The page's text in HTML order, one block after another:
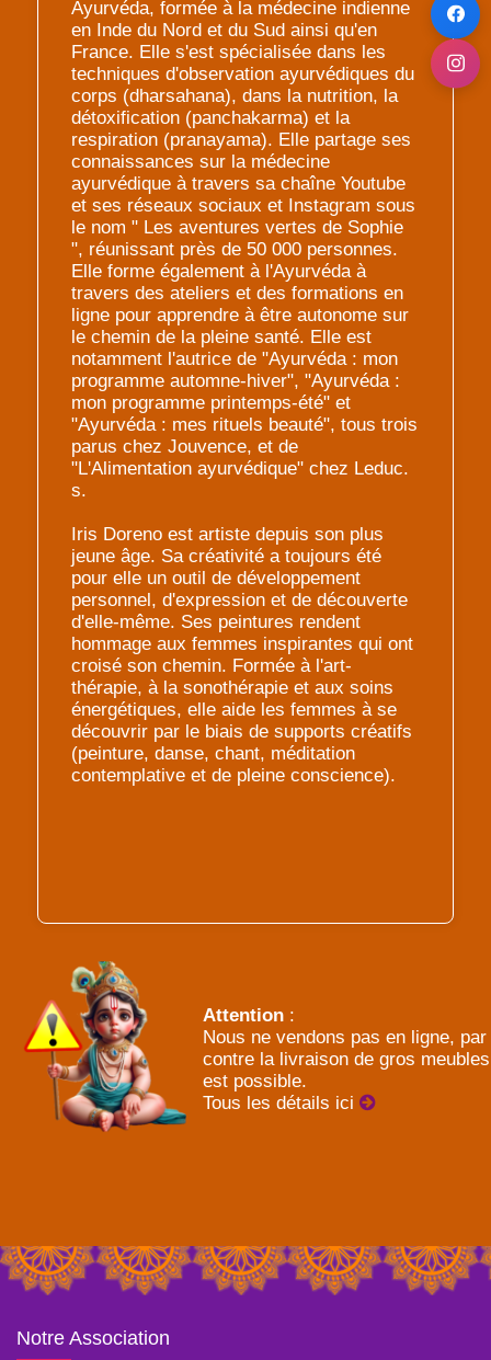
Ayurvéda, formée à la médecine indienne
en Inde du Nord et du Sud ainsi qu'en
France. Elle s'est spécialisée dans les
techniques d'observation ayurvédiques du
corps (dharsahana), dans la nutrition, la
détoxification (panchakarma) et la
respiration (pranayama). Elle partage ses
connaissances sur la médecine
ayurvédique à travers sa chaîne Youtube
et ses réseaux sociaux et Instagram sous
le nom " Les aventures vertes de Sophie
", réunissant près de 50 000 personnes.
Elle forme également à l'Ayurvéda à
travers des ateliers et des formations en
ligne pour apprendre à être autonome sur
le chemin de la pleine santé. Elle est
notamment l'autrice de "Ayurvéda : mon
programme automne-hiver", "Ayurvéda :
mon programme printemps-été" et
"Ayurvéda : mes rituels beauté", tous trois
parus chez Jouvence, et de
"L'Alimentation ayurvédique" chez Leduc.
s.
Iris Doreno est artiste depuis son plus
jeune âge. Sa créativité a toujours été
pour elle un outil de développement
personnel, d'expression et de découverte
d'elle-même. Ses peintures rendent
hommage aux femmes inspirantes qui ont
croisé son chemin. Formée à l'art-
thérapie, à la sonothérapie et aux soins
énergétiques, elle aide les femmes à se
découvrir par le biais de supports créatifs
(peinture, danse, chant, méditation
contemplative et de pleine conscience).
Attention :
Nous ne vendons pas en ligne, par
contre la livraison de gros meubles
est possible.
Tous les détails ici
Notre Association